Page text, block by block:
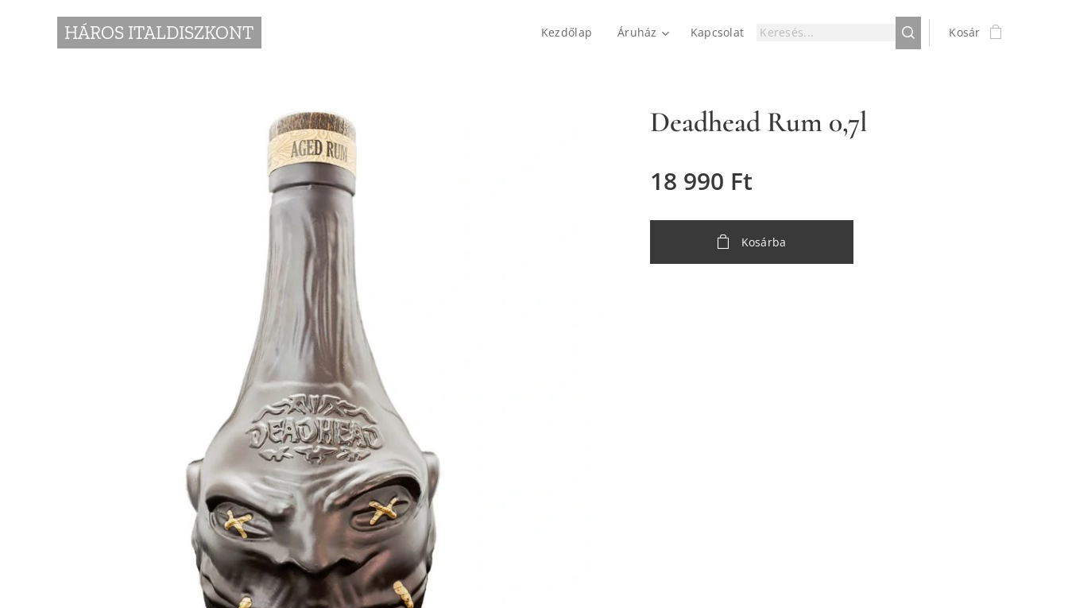
HÁROS ITALDISZKONT Kezdőlap Áruház Kapcsolat Kosár
Deadhead Rum 0,7l
18 990 Ft
Kosárba